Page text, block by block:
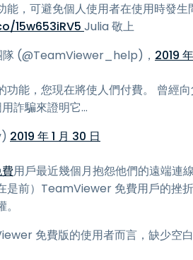
能，可避免個人使用者在使用時發
15w653iRV5 Julia 敬上
(@TeamViewer_help)， 2019
功能，您現在將使人們付費。 曾經
詐騙來證明它...
2019 年 1 月 30 日
用戶最近幾個月抱怨他們的遠端連
是前）TeamViewer 免費用戶的挫
免費版的使用者而言，缺少空